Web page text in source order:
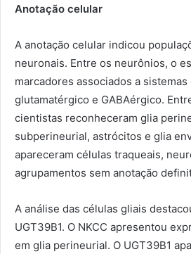
Anotação celular
A anotação celular indicou
neuronais. Entre os neurônios, o
marcadores associados a
glutamatérgico e GABAérgico.
cientistas reconheceram glia
subperineurial, astrócitos e glia
apareceram células traqueais,
agrupamentos sem anotação
A análise das células gliais
UGT39B1. O NKCC apresentou
em glia perineurial. O UGT39B1